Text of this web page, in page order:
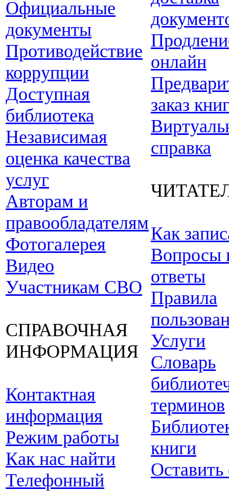
Официальные
документы
Противодействие
коррупции
Доступная
библиотека
Независимая
оценка качества
услуг
Авторам и
правообладателям
Фотогалерея
Видео
Участникам СВО
СПРАВОЧНАЯ
ИНФОРМАЦИЯ
Контактная
информация
Режим работы
Как нас найти
Телефонный
онлайн
заказ
справка
Как
Вопросы
ответы
Правила
Услуги
Словарь
терминов
книги
Оставить